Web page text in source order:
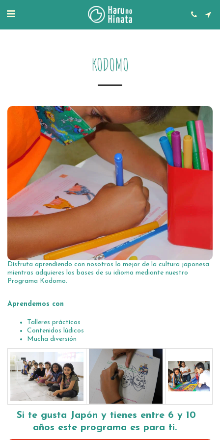
KODOMO
Disfruta aprendiendo con nosotros lo mejor de la cultura japonesa
mientras adquieres las bases de su idioma mediante nuestro
Programa Kodomo.
Aprendemos con
Talleres prácticos
Contenidos lúdicos
Mucha diversión
Si te gusta Japón y tienes entre 6 y 10
años este programa es para ti.